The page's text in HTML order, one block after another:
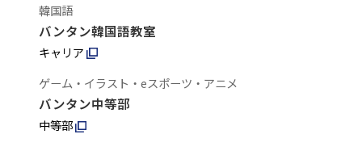
韓国語
バンタン韓国語教室
キャリア
ゲーム・イラスト・eスポーツ・アニメ
バンタン中等部
中等部